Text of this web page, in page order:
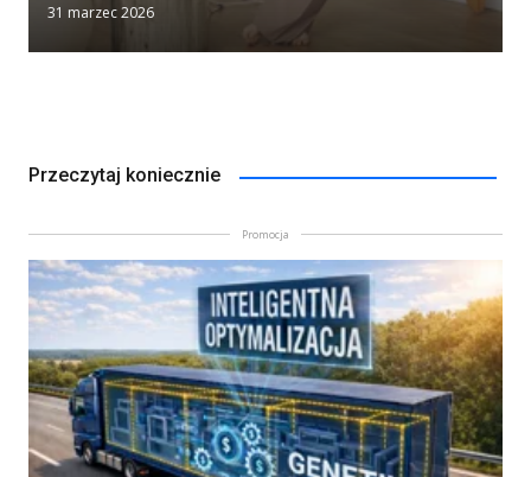
31 marzec 2026
Przeczytaj koniecznie
Promocja